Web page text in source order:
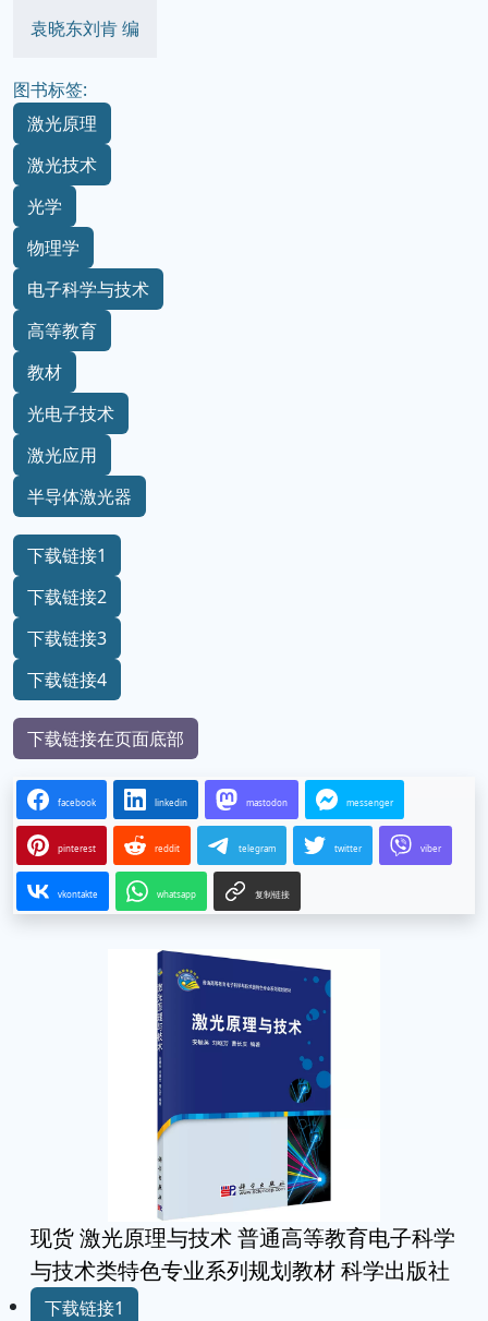
袁晓东刘肯 编
图书标签:
激光原理
激光技术
光学
物理学
电子科学与技术
高等教育
教材
光电子技术
激光应用
半导体激光器
下载链接1
下载链接2
下载链接3
下载链接4
下载链接在页面底部
facebook linkedin mastodon messenger
pinterest reddit telegram twitter viber
vkontakte whatsapp 复制链接
现货 激光原理与技术 普通高等教育电子科学
与技术类特色专业系列规划教材 科学出版社
下载链接1